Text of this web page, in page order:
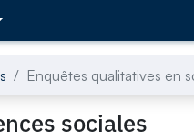
Enquêtes qualitatives en
sociales